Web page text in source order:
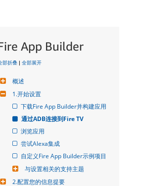
App Builder
部折叠 | 全部展开
概述
1.开始设置
下载Fire App Builder并构建应用
通过ADB连接到Fire TV
浏览应用
尝试Alexa集成
自定义Fire App Builder示例项目
与设置相关的支持主题
2.配置您的信息提要